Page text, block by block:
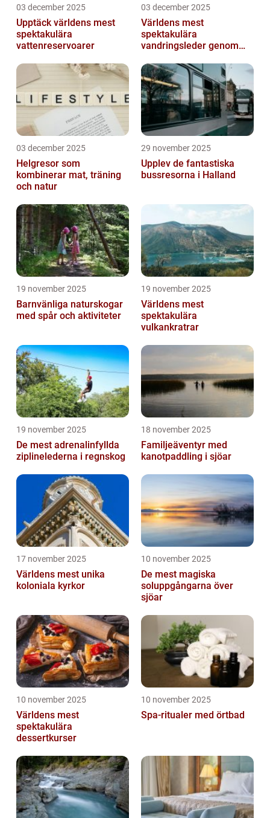
03 december 2025
Upptäck världens mest
spektakulära
vattenreservoarer
03 december 2025
Världens mest
spektakulära
vandringsleder genom
03 december 2025
Helgresor som
kombinerar mat, träning
och natur
29 november 2025
Upplev de fantastiska
bussresorna i Halland
19 november 2025
Barnvänliga naturskogar
med spår och aktiviteter
19 november 2025
Världens mest
spektakulära
vulkankratrar
19 november 2025
De mest adrenalinfyllda
ziplinelederna i regnskog
18 november 2025
Familjeäventyr med
kanotpaddling i sjöar
17 november 2025
Världens mest unika
koloniala kyrkor
10 november 2025
De mest magiska
soluppgångarna över
sjöar
10 november 2025
Världens mest
spektakulära
dessertkurser
10 november 2025
Spa-ritualer med örtbad